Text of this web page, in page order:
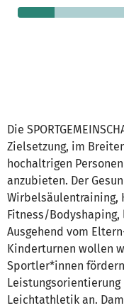
Die
Zielsetzung, im
hochaltrigen
anzubieten. Der
Wirbelsäulentraining,
Fitness/
Ausgehend vom
Kinderturnen wollen
Sportler*innen
Leichtathletik an.